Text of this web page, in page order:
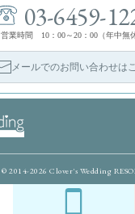
03-6459-
営業時間 10：00～20：00（年中無
メールでのお問い合わせは
© 2014-2026 Clover's Wedding